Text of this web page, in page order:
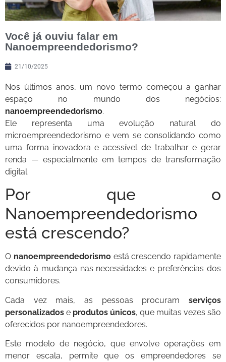
Você já ouviu falar em
Nanoempreendedorismo?
21/10/2025
Nos últimos anos, um novo termo começou a ganhar
espaço no mundo dos negócios:
nanoempreendedorismo.
Ele representa uma evolução natural do
microempreendedorismo e vem se consolidando como
uma forma inovadora e acessível de trabalhar e gerar
renda — especialmente em tempos de transformação
digital.
Por que o
Nanoempreendedorismo
está crescendo?
O nanoempreendedorismoestá crescendo rapidamente
devido à mudança nas necessidades e preferências dos
consumidores.
Cada vez mais, as pessoas procuram serviços
personalizados e produtos únicos, que muitas vezes são
oferecidos por nanoempreendedores.
Este modelo de negócio, que envolve operações em
menor escala, permite que os empreendedores se